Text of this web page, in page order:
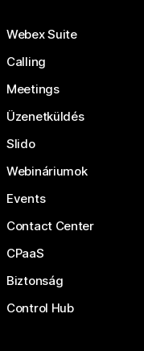
Webex Suite
Calling
Meetings
Üzenetküldés
Slido
Webináriumok
Events
Contact Center
CPaaS
Biztonság
Control Hub